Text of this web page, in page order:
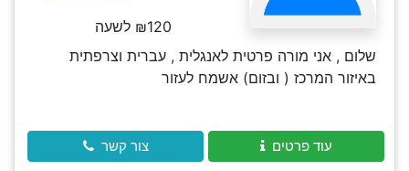
₪120 לשעה
שלום , אני מורה פרטית לאנגלית , עברית וצרפתית
באיזור המרכז ( ובזום) אשמח לעזור
עוד פרטים צור קשר